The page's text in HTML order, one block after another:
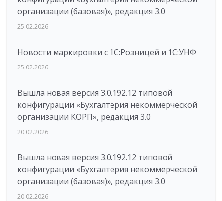
организации (базовая)», редакция 3.0
25.02.2026
Новости маркировки с 1С:Розницей и 1С:УНФ
25.02.2026
Вышла новая версия 3.0.192.12 типовой
конфигурации «Бухгалтерия некоммерческой
организации КОРП», редакция 3.0
20.02.2026
Вышла новая версия 3.0.192.12 типовой
конфигурации «Бухгалтерия некоммерческой
организации (базовая)», редакция 3.0
20.02.2026